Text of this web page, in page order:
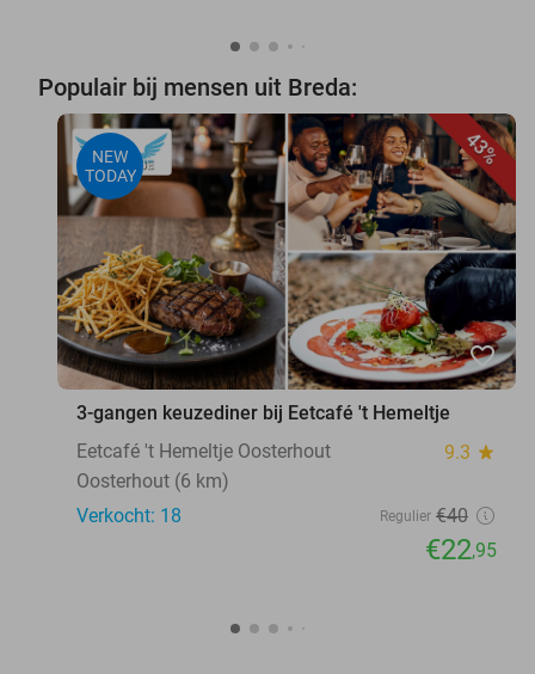
Populair bij mensen uit Breda:
43%
NEW
TODAY
favorite_border
3-gangen keuzediner bij Eetcafé 't Hemeltje
Eetcafé 't Hemeltje Oosterhout
9.3 star
Oosterhout (6 km)
Verkocht: 18
Regulier €40
€22,95